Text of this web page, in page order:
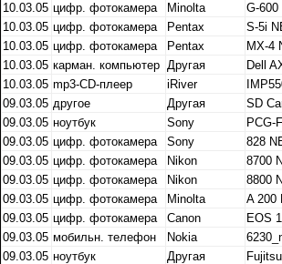
10.03.05 цифр. фотокамера Minolta
G-600
10.03.05 цифр. фотокамера Pentax
S-5i
10.03.05 цифр. фотокамера Pentax
MX-4
10.03.05 карман. компьютер Другая
Dell
10.03.05 mp3-CD-плеер iRiver
09.03.05 другое Другая
SD
09.03.05 ноутбук Sony
PCG-
09.03.05 цифр. фотокамера Sony
828
09.03.05 цифр. фотокамера Nikon
8700
09.03.05 цифр. фотокамера Nikon
8800
09.03.05 цифр. фотокамера Minolta
A 200
09.03.05 цифр. фотокамера Canon
EOS
09.03.05 мобильн. телефон Nokia
09.03.05 ноутбук Другая